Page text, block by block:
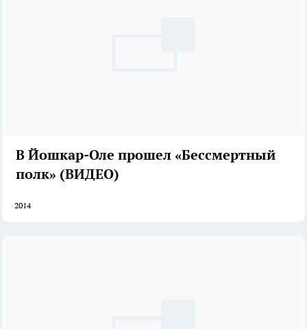
В Йошкар-Оле прошел «Бессмертный
полк» (ВИДЕО)
2014